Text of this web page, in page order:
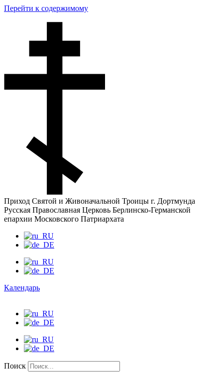
Перейти к содержимому
Приход Святой и Живоначальной Троицы г. Дортмунда
Русская Православная Церковь Берлинско-Германской
епархии Московского Патриархата
Календарь
Поиск